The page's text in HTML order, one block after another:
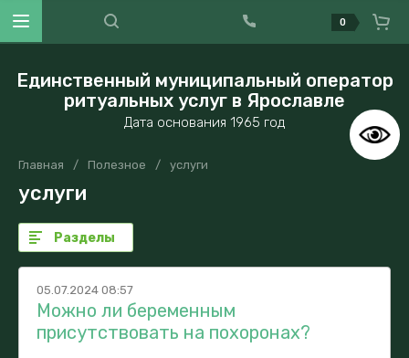
Единственный муниципальный оператор
ритуальных услуг в Ярославле
Дата основания 1965 год
0
Главная / Полезное / услуги
услуги
Разделы
05.07.2024 08:57
Можно ли беременным
присутствовать на похоронах?